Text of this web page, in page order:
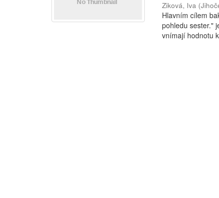
Ziková, Iva (
Hlavním cílem
pohledu sester."
vnímají hodnotu